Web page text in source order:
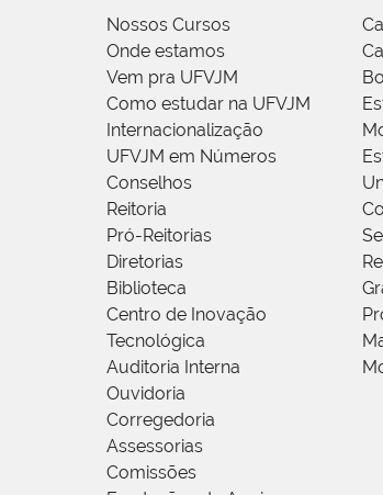
Nossos Cursos
Onde estamos
Vem pra UFVJM
Como estudar na UFVJM
Internacionalização
UFVJM em Números
Conselhos
Reitoria
Pró-Reitorias
Diretorias
Biblioteca
Centro de Inovação
Tecnológica
Auditoria Interna
Ouvidoria
Corregedoria
Assessorias
Comissões